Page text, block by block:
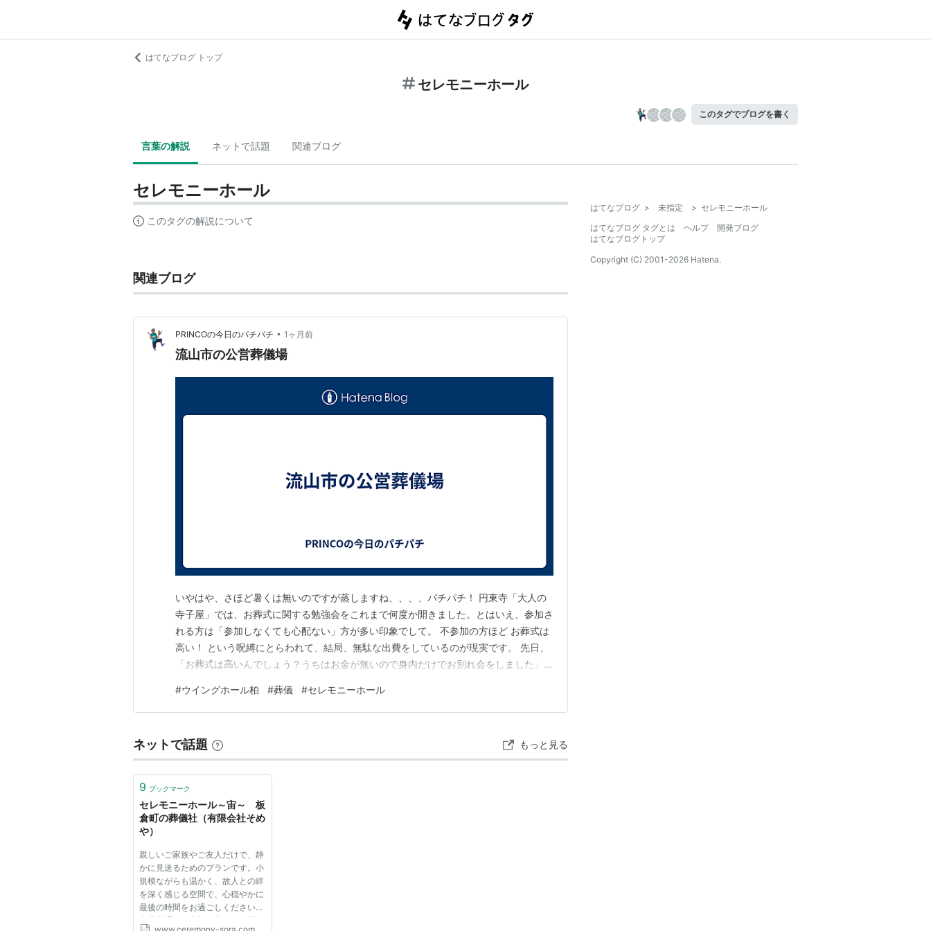
はてなブログ トップ
セレモニーホール
このタグでブログを書く
言葉の解説 ネットで話題 関連ブログ
セレモニーホール
このタグの解説について
関連ブログ
PRINCOの今日のパチパチ • 1ヶ月前
流山市の公営葬儀場
いやはや、さほど暑くは無いのですが蒸しますね、、、、パチパチ！ 円東寺「大人の
寺子屋」では、お葬式に関する勉強会をこれまで何度か開きました。とはいえ、参加さ
れる方は「参加しなくても心配ない」方が多い印象でして。 不参加の方ほど お葬式は
高い！ という呪縛にとらわれて、結局、無駄な出費をしているのが現実です。 先日、
「お葬式は高いんでしょう？うちはお金が無いので身内だけでお別れ会をしました」と
別れ会だけで（食事も返礼品も無い）70万円って！ 流山市民の方なら見聞きした方が
多いであろう大手互助会の施行です。 ちなみに、家…
#ウイングホール柏 #葬儀 #セレモニーホール
ネットで話題 もっと見る
9 ブックマーク
セレモニーホール～宙～ 板
倉町の葬儀社（有限会社そめ
や）
親しいご家族やご友人だけで、静
かに見送るためのプランです。小
規模ながらも温かく、故人との絆
を深く感じる空間で、心穏やかに
最後の時間をお過ごしください。
当葬儀場は、大切な方とのお別れ
はてなブログ > 未指定 > セレモニーホール
はてなブログ タグとは
ヘルプ
開発ブログ
はてなブログトップ
Copyright (C) 2001-2026 Hatena.